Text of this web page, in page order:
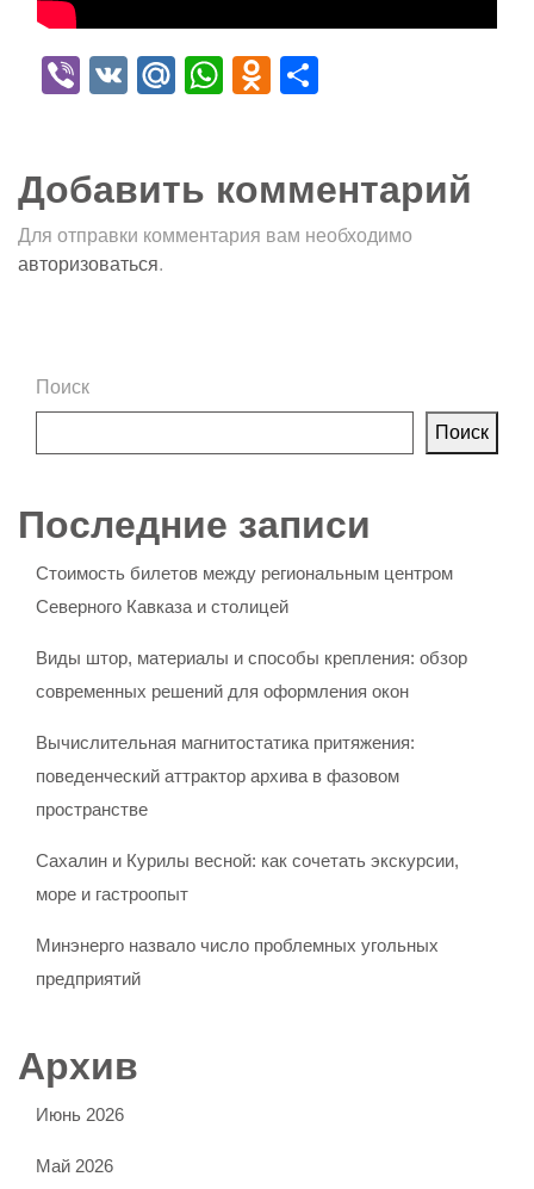
Viber
VK Mail.Ru
WhatsApp
Odnoklassniki
Добавить комментарий
Для отправки комментария вам необходимо
авторизоваться.
Поиск
Поиск
Последние записи
Стоимость билетов между региональным центром
Северного Кавказа и столицей
Виды штор, материалы и способы крепления: обзор
современных решений для оформления окон
Вычислительная магнитостатика притяжения:
поведенческий аттрактор архива в фазовом
пространстве
Сахалин и Курилы весной: как сочетать экскурсии,
море и гастроопыт
Минэнерго назвало число проблемных угольных
предприятий
Архив
Июнь 2026
Май 2026